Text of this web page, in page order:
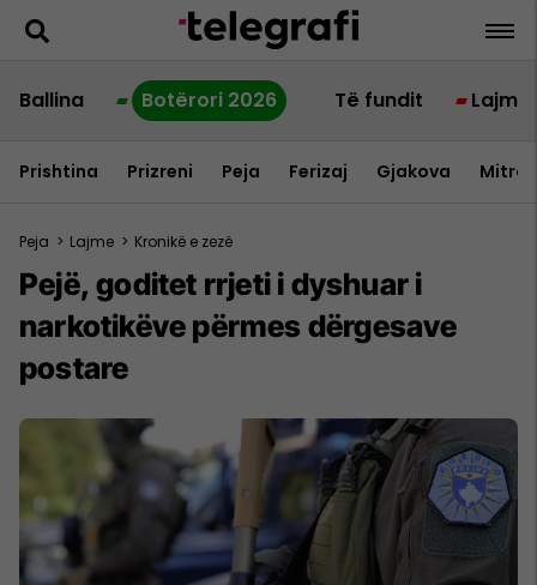
Ballina Botërori 2026 Të fundit Lajme
Prishtina Prizreni Peja Ferizaj Gjakova
Peja > Lajme > Kronikë e zezë
Pejë, goditet rrjeti i dyshuar i
narkotikëve përmes dërgesave
postare